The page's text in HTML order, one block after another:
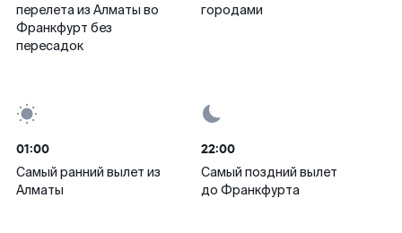
перелета из Алматы во
Франкфурт без
пересадок
городами
01:00
Самый ранний вылет из
Алматы
22:00
Самый поздний вылет
до Франкфурта